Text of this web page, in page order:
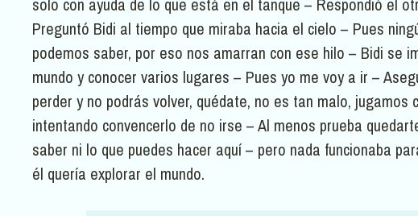
solo con ayuda de lo que está en el tanque – Respondió el
Preguntó Bidi al tiempo que miraba hacia el cielo – Pues
podemos saber, por eso nos amarran con ese hilo – Bidi se
mundo y conocer varios lugares – Pues yo me voy a ir –
perder y no podrás volver, quédate, no es tan malo,
intentando convencerlo de no irse – Al menos prueba
saber ni lo que puedes hacer aquí – pero nada funcionaba
él quería explorar el mundo.